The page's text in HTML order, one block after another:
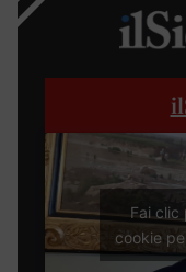
Fai clic
cookie